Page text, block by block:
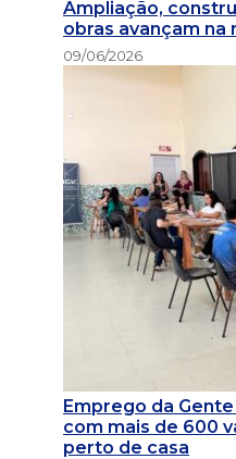
Ampliação,
obras avançam na
09/06/2026
Emprego da
com mais de 600
perto de casa